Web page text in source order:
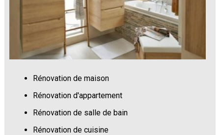
Rénovation de maison
Rénovation d'appartement
Rénovation de salle de bain
Rénovation de cuisine